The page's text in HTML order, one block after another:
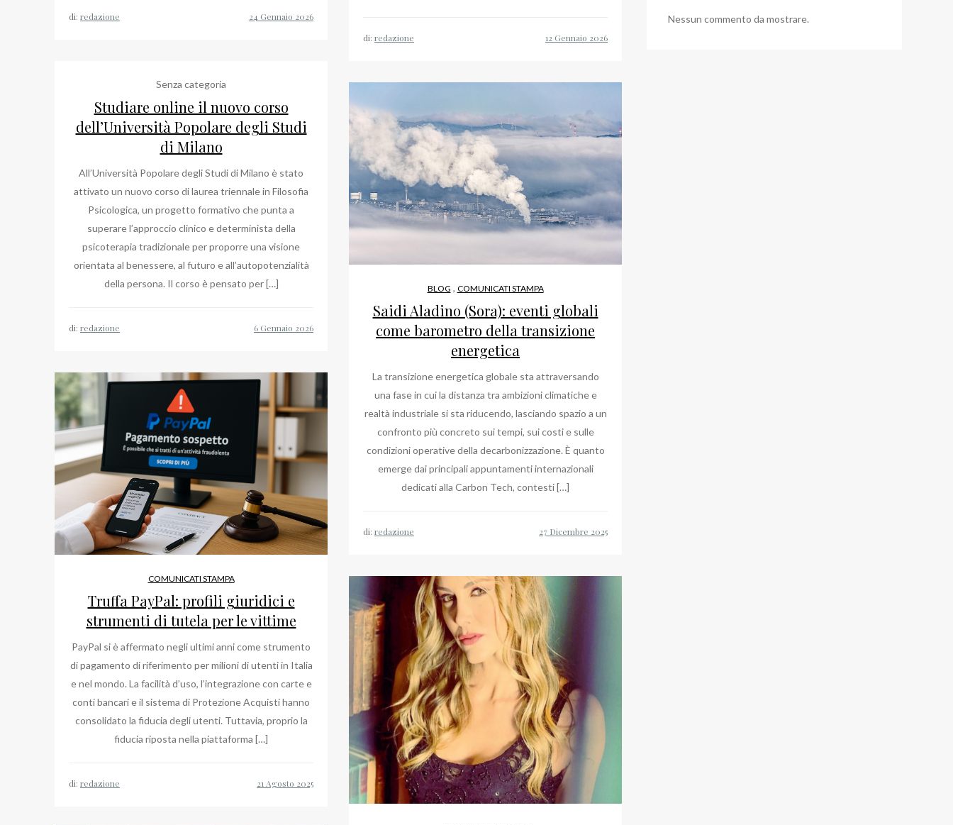
di: redazione
di: redazione
Senza categoria
Studiare online il nuovo corso
dell’Università Popolare degli Studi
di Milano
All’Università Popolare degli Studi di Milano è stato
attivato un nuovo corso di laurea triennale in Filosofia
Psicologica, un progetto formativo che punta a
superare l’approccio clinico e determinista della
psicoterapia tradizionale per proporre una visione
orientata al benessere, al futuro e all’autopotenzialità
della persona. Il corso è pensato per […]
di: redazione
BLOG , COMUNICATI STAMPA
Saidi Aladino (Sora): eventi globali
come barometro della transizione
energetica
La transizione energetica globale sta attraversando
una fase in cui la distanza tra ambizioni climatiche e
realtà industriale si sta riducendo, lasciando spazio a un
confronto più concreto sui tempi, sui costi e sulle
condizioni operative della decarbonizzazione. È quanto
emerge dai principali appuntamenti internazionali
dedicati alla Carbon Tech, contesti […]
di: redazione
COMUNICATI STAMPA
Truffa PayPal: profili giuridici e
strumenti di tutela per le vittime
PayPal si è affermato negli ultimi anni come strumento
di pagamento di riferimento per milioni di utenti in Italia
e nel mondo. La facilità d’uso, l’integrazione con carte e
conti bancari e il sistema di Protezione Acquisti hanno
consolidato la fiducia degli utenti. Tuttavia, proprio la
fiducia riposta nella piattaforma […]
di: redazione
Nessun commento da mostrare.